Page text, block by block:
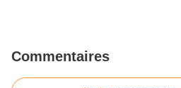
Commentaires